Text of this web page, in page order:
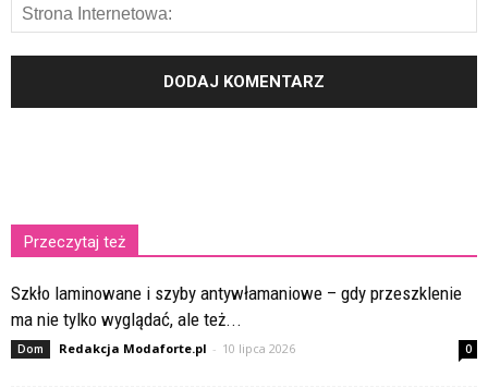
Przeczytaj też
Szkło laminowane i szyby antywłamaniowe – gdy przeszklenie
ma nie tylko wyglądać, ale też...
Dom Redakcja Modaforte.pl - 10 lipca 2026 0